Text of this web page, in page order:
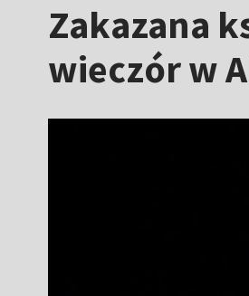
Zakazana
wieczór w